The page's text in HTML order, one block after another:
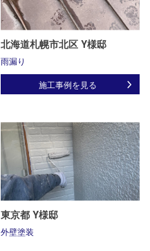
北海道札幌市北区 Y様邸
雨漏り
施工事例を見る
東京都 Y様邸
外壁塗装